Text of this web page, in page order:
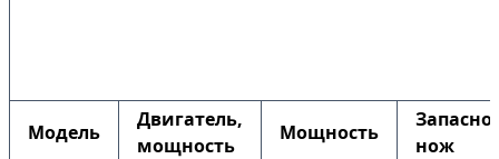
Модель
Двигатель,
мощность
Мощность
нож